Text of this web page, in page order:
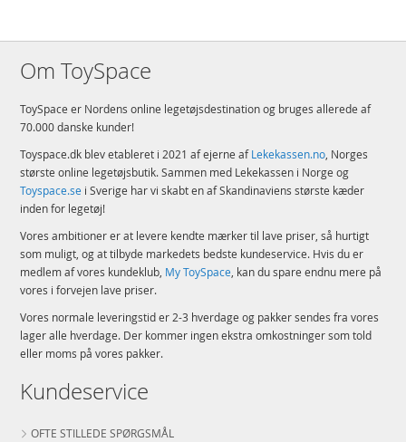
Om ToySpace
ToySpace er Nordens online legetøjsdestination og bruges allerede af
70.000 danske kunder!
Toyspace.dk blev etableret i 2021 af ejerne afLekekassen.no, Norges
største online legetøjsbutik. Sammen med Lekekassen i Norge og
Toyspace.se i Sverige har vi skabt en af Skandinaviens største kæder
inden for legetøj!
Vores ambitioner er at levere kendte mærker til lave priser, så hurtigt
som muligt, og at tilbyde markedets bedste kundeservice. Hvis du er
medlem af vores kundeklub, My ToySpace, kan du spare endnu mere på
vores i forvejen lave priser.
Vores normale leveringstid er 2-3 hverdage og pakker sendes fra vores
lager alle hverdage. Der kommer ingen ekstra omkostninger som told
eller moms på vores pakker.
Kundeservice
OFTE STILLEDE SPØRGSMÅL